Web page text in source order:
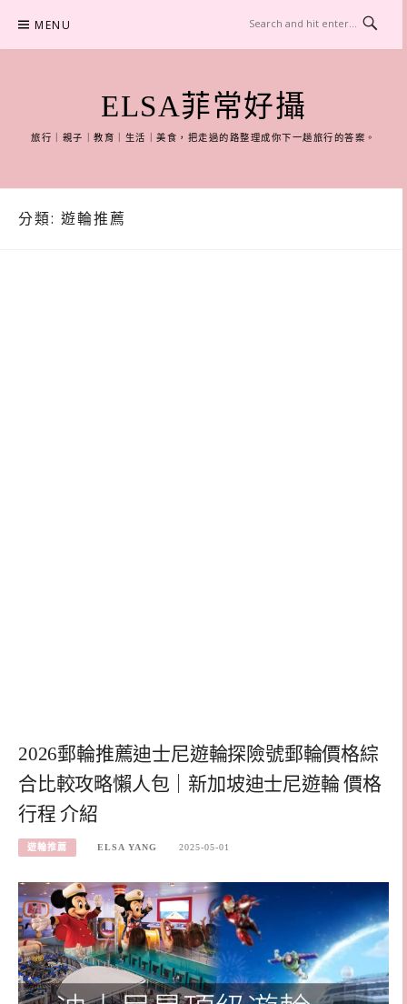
content
MENU
ELSA菲常好攝
旅行｜親子｜教育｜生活｜美食，把走過的路整理成你下一趟旅行的答案。
分類: 遊輪推薦
2026郵輪推薦迪士尼遊輪探險號郵輪價格綜
合比較攻略懶人包｜新加坡迪士尼遊輪 價格
行程 介紹
遊輪推薦 ELSA YANG 2025-05-01